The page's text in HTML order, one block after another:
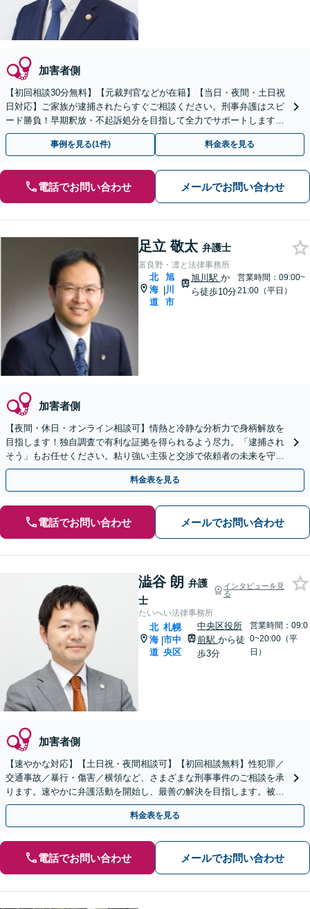
加害者側
【初回相談30分無料】【元裁判官などが在籍】【当日・夜間・土日祝
日対応】ご家族が逮捕されたらすぐご相談ください。刑事弁護はスピ
ード勝負！早期釈放・不起訴処分を目指して全力でサポートします。
【スピード対応】
事例を見る(1件) 料金表を見る
電話でお問い合わせ メールでお問い合わせ
足立 敬太 弁護士
富良野・凛と法律事務所
北
海
道
|
旭
川
市
旭川駅 か
ら徒歩10分
営業時間：09:00~
21:00（平日）
加害者側
【夜間・休日・オンライン相談可】情熱と冷静な分析力で身柄解放を
目指します！独自調査で有利な証拠を得られるよう尽力。「逮捕され
そう」もお任せください。粘り強い主張と交渉で依頼者の未来を守り
ます。
料金表を見る
電話でお問い合わせ メールでお問い合わせ
澁谷 朗 弁護
士
インタビューを見
る
たいへい法律事務所
北
海
道
|
札幌
市中
央区
中央区役所
前駅 から徒
歩3分
営業時間：09:0
0~20:00（平
日）
加害者側
【速やかな対応】【土日祝・夜間相談可】【初回相談無料】性犯罪／
交通事故／暴行・傷害／横領など、さまざまな刑事事件のご相談を承
ります。速やかに弁護活動を開始し、最善の解決を目指します。被害
者の方との示談交渉もお任せください。
料金表を見る
電話でお問い合わせ メールでお問い合わせ